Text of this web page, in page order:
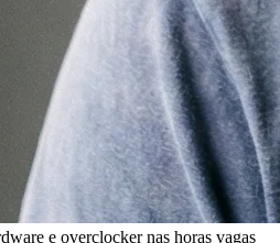
e overclocker nas horas vagas